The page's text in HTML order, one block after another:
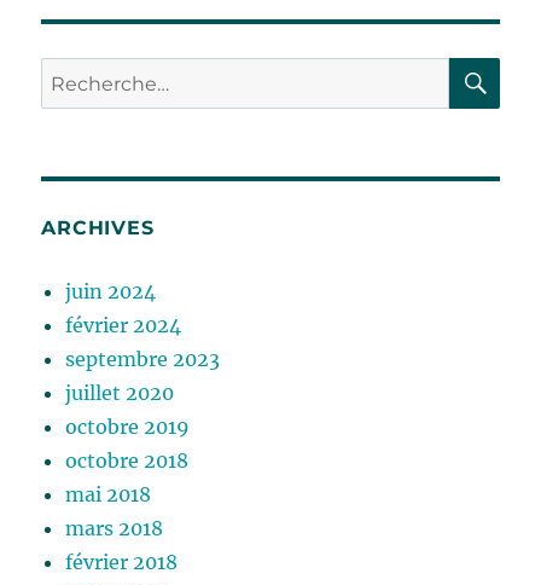
Recherche
pour :
ARCHIVES
juin 2024
février 2024
septembre 2023
juillet 2020
octobre 2019
octobre 2018
mai 2018
mars 2018
février 2018